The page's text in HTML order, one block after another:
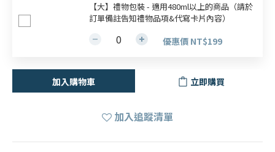
【大】禮物包裝 - 適用480ml以上的商品（請於
訂單備註告知禮物品項&代寫卡片內容）
優惠價 NT$199
加入購物車 立即購買
加入追蹤清單